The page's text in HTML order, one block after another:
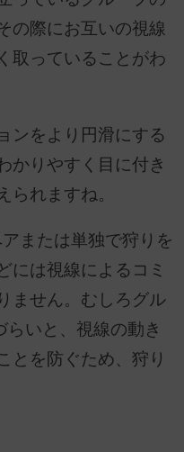
の際にお互いの視線
取っていることがわ
ンをより円滑にする
かりやすく目に付き
られますね。
または単独で狩りを
には視線によるコミ
ません。むしろグル
いと、視線の動き
とを防ぐため、狩り